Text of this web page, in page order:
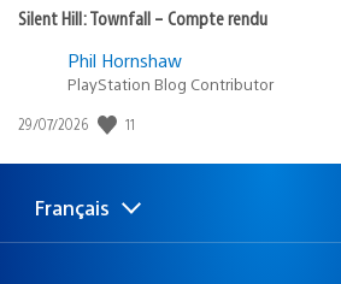
Silent Hill: Townfall – Compte rendu
Phil Hornshaw
PlayStation Blog Contributor
Date
publication
29/07/2026 11
Choisir
une
Région
actuelle
Français